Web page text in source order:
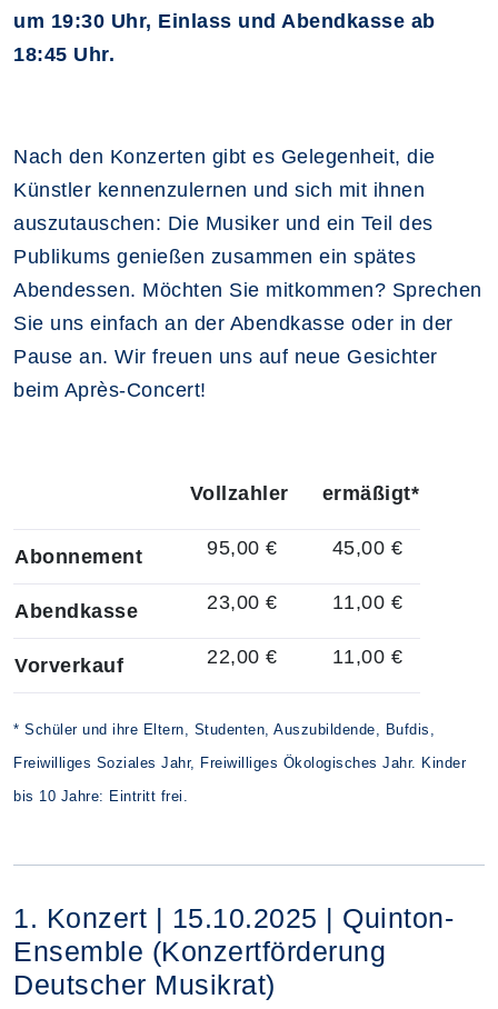
um 19:30 Uhr, Einlass und Abendkasse ab
18:45 Uhr.
Nach den Konzerten gibt es Gelegenheit, die
Künstler kennenzulernen und sich mit ihnen
auszutauschen: Die Musiker und ein Teil des
Publikums genießen zusammen ein spätes
Abendessen. Möchten Sie mitkommen? Sprechen
Sie uns einfach an der Abendkasse oder in der
Pause an. Wir freuen uns auf neue Gesichter
beim Après-Concert!
Vollzahler ermäßigt*
Abonnement 95,00 € 45,00 €
Abendkasse 23,00 € 11,00 €
Vorverkauf 22,00 € 11,00 €
* Schüler und ihre Eltern, Studenten, Auszubildende, Bufdis,
Freiwilliges Soziales Jahr, Freiwilliges Ökologisches Jahr. Kinder
bis 10 Jahre: Eintritt frei.
1. Konzert | 15.10.2025 | Quinton-
Ensemble (Konzertförderung
Deutscher Musikrat)